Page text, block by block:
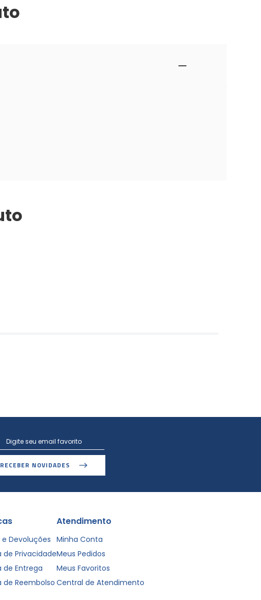
RECEBER NOVIDADES
e Devoluções
de Privacidade
de Entrega
de Reembolso
Atendimento
Minha Conta
Meus Pedidos
Meus Favoritos
Central de Atendimento